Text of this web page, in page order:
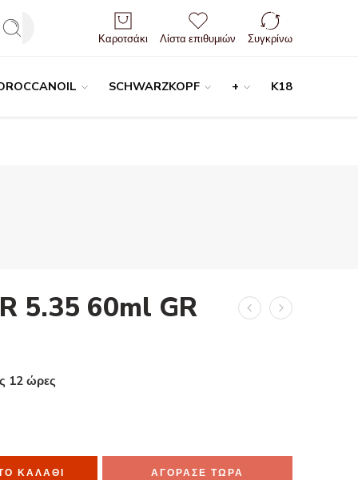
Είσοδος / Εγγραφή
Καροτσάκι Λίστα επιθυμιών Συγκρίνω
SCHWARZKOPF + K18
5.35 60ml GR
12 ώρες
ΚΑΛΆΘΙ ΑΓΟΡΑΣΕ ΤΩΡΑ